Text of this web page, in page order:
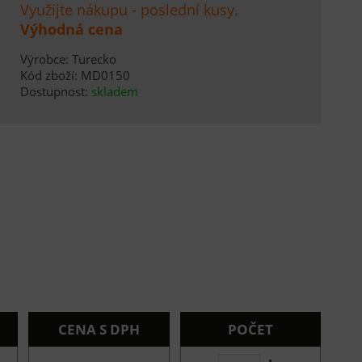
Využijte nákupu - poslední kusy.
Výhodná cena
Výrobce: Turecko
Kód zboží: MD0150
Dostupnost: skladem
CENA S DPH
POČET